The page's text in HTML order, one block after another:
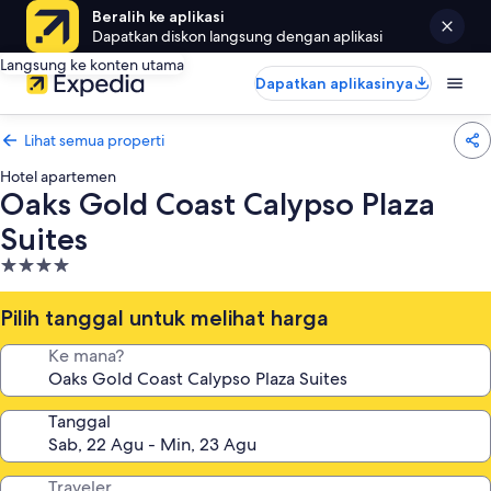
Beralih ke aplikasi
Dapatkan diskon langsung dengan aplikasi
Langsung ke konten utama
Dapatkan aplikasinya
Lihat semua properti
Hotel apartemen
Oaks Gold Coast Calypso Plaza
Suites
Properti
bintang
4.0
Pilih tanggal untuk melihat harga
Ke mana?
Tanggal